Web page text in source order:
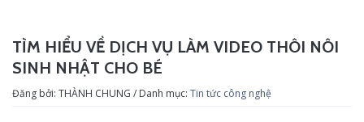
TÌM HIỂU VỀ DỊCH VỤ LÀM VIDEO THÔI NÔI
SINH NHẬT CHO BÉ
Đăng bởi: THÀNH CHUNG / Danh mục: Tin tức công nghệ